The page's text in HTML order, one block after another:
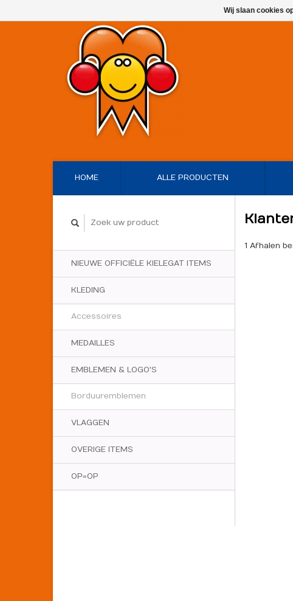
HOME ALLE PRODUCTEN
NIEUWE OFFICIËLE KIELEGAT ITEMS
KLEDING
Accessoires
MEDAILLES
EMBLEMEN & LOGO'S
Borduuremblemen
VLAGGEN
OVERIGE ITEMS
OP=OP
1 Afhalen
Wij slaan cookies